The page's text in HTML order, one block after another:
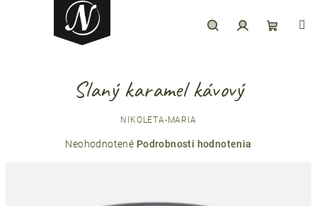
Slaný karamel kávový
NIKOLETA-MARIA
Priemerné
Neohodnotené Podrobnosti hodnotenia